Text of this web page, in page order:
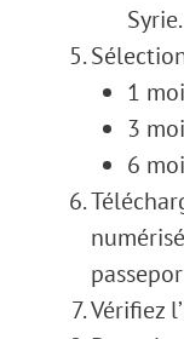
Syrie.
1
3
6
Vérifiez